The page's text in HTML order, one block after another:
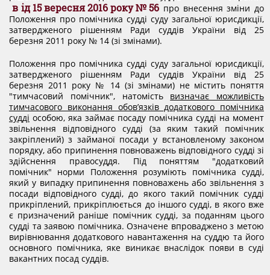
НОРМАТИВИ НАВАНТАЖЕННЯ
ГАЛЕРЕЯ
КОНТАКТИ
в ід 15 вересня 2016 року № 56 про внесення зміни до
Положення про помічника судді суду загальної юрисдикції,
затвердженого рішенням Ради суддів України від 25
березня 2011 року № 14 (зі змінами).
Положення про помічника судді суду загальної юрисдикції,
затвердженого рішенням Ради суддів України від 25
березня 2011 року № 14 (зі змінами) не містить поняття
"тимчасовий помічник", натомість визначає можливість
тимчасового виконання обов’язків додаткового помічника
судді особою, яка займає посаду помічника судді на момент
звільнення відповідного судді (за яким такий помічник
закріплений) з займаної посади у встановленому законом
порядку, або припинення повноважень відповідного судді зі
здійснення правосуддя. Під поняттям "додатковий
помічник" норми Положення розуміють помічника судді,
який у випадку припинення повноважень або звільнення з
посади відповідного судді, до якого такий помічник судді
прикріплений, прикріплюється до іншого судді, в якого вже
є призначений раніше помічник судді, за поданням цього
судді та заявою помічника. Означене впроваджено з метою
вирівнювання додаткового навантаження на суддю та його
основного помічника, яке виникає внаслідок появи в суді
вакантних посад суддів.